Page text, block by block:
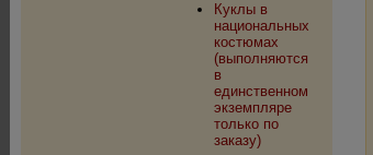
Куклы в
национальных
костюмах
(выполняются
в
единственном
экземпляре
только по
заказу)